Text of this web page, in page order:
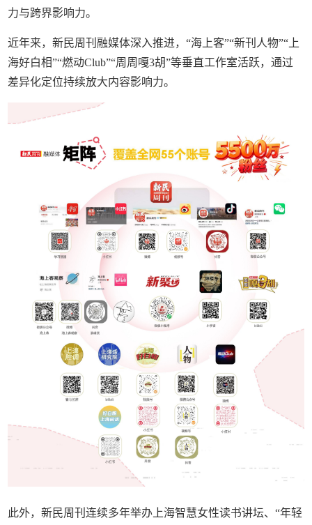
力与跨界影响力。
近年来，新民周刊融媒体深入推进，“海上客”“新刊人物”“上
海好白相”“燃动Club”“周周嘎3胡”等垂直工作室活跃，通过
差异化定位持续放大内容影响力。
此外，新民周刊连续多年举办上海智慧女性读书讲坛、“年轻